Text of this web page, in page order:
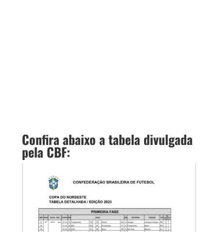
Confira abaixo a tabela divulgada
pela CBF: